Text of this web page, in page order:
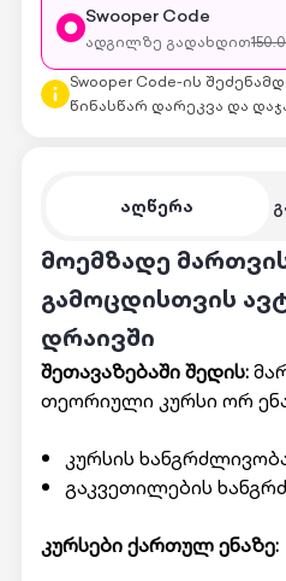
აღწერა
მოემზადე
გამოცდისთვის
დრაივში
შეთავაზებაში შედის:
თეორიული კურსი ორ
კურსის
გაკვეთილების
კურსები ქართულ ენაზე:
Swooper Code
ადგილზე გადახდით
Swooper Code-ის
წინასწარ დარეკვა და